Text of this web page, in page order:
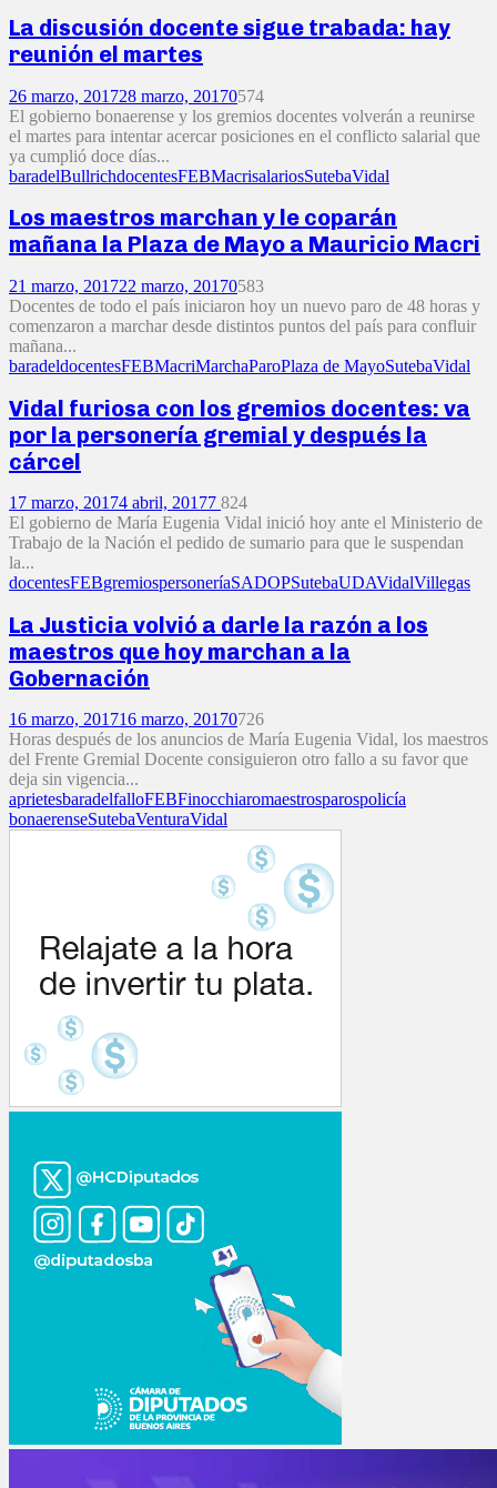
La discusión docente sigue trabada: hay
reunión el martes
26 marzo, 201728 marzo, 20170574
El gobierno bonaerense y los gremios docentes volverán a reunirse
el martes para intentar acercar posiciones en el conflicto salarial que
ya cumplió doce días...
baradelBullrichdocentesFEBMacrisalariosSutebaVidal
Los maestros marchan y le coparán
mañana la Plaza de Mayo a Mauricio Macri
21 marzo, 201722 marzo, 20170583
Docentes de todo el país iniciaron hoy un nuevo paro de 48 horas y
comenzaron a marchar desde distintos puntos del país para confluir
mañana...
baradeldocentesFEBMacriMarchaParoPlaza de MayoSutebaVidal
Vidal furiosa con los gremios docentes: va
por la personería gremial y después la
cárcel
17 marzo, 20174 abril, 20177 824
El gobierno de María Eugenia Vidal inició hoy ante el Ministerio de
Trabajo de la Nación el pedido de sumario para que le suspendan
la...
docentesFEBgremiospersoneríaSADOPSutebaUDAVidalVillegas
La Justicia volvió a darle la razón a los
maestros que hoy marchan a la
Gobernación
16 marzo, 201716 marzo, 20170726
Horas después de los anuncios de María Eugenia Vidal, los maestros
del Frente Gremial Docente consiguieron otro fallo a su favor que
deja sin vigencia...
aprietesbaradelfalloFEBFinocchiaromaestrosparospolicía
bonaerenseSutebaVenturaVidal